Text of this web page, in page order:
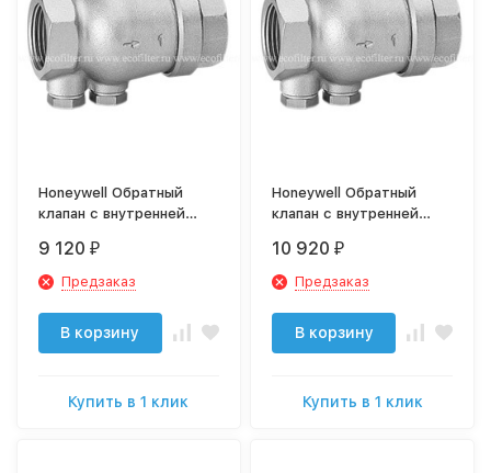
Honeywell Обратный
клапан с внутренней
9 120 ₽
Предзаказ
В корзину
Купить в 1 клик
Honeywell Обратный
клапан с внутренней
10 920 ₽
Предзаказ
В корзину
Купить в 1 клик